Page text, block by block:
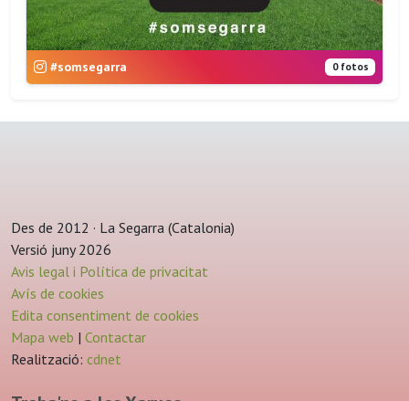
#somsegarra 0 fotos
Des de 2012 · La Segarra (Catalonia)
Versió juny 2026
Avis legal i Política de privacitat
Avís de cookies
Edita consentiment de cookies
Mapa web | Contactar
Realització: cdnet